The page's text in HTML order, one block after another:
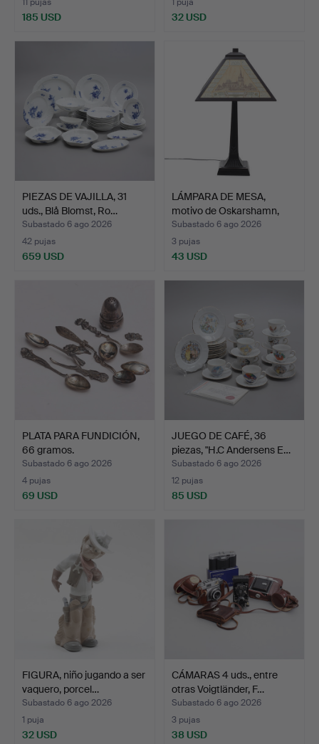
185 USD 32 USD
PIEZAS DE VAJILLA, 31
uds., Blå Blomst, Ro…
Subastado 6 ago 2026
42 pujas
659 USD
LÁMPARA DE MESA,
motivo de Oskarshamn,
met…
Subastado 6 ago 2026
3 pujas
43 USD
PLATA PARA FUNDICIÓN,
66 gramos.
Subastado 6 ago 2026
4 pujas
69 USD
JUEGO DE CAFÉ, 36
piezas, "H.C Andersens E…
Subastado 6 ago 2026
12 pujas
85 USD
FIGURA, niño jugando a ser
vaquero, porcel…
Subastado 6 ago 2026
1 puja
32 USD
CÁMARAS 4 uds., entre
otras Voigtländer, F…
Subastado 6 ago 2026
3 pujas
38 USD